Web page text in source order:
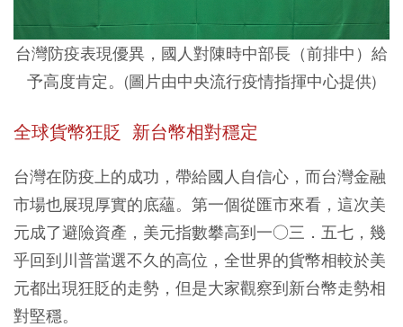
台灣防疫表現優異，國人對陳時中部長（前排中）給
予高度肯定。(圖片由中央流行疫情指揮中心提供)
全球貨幣狂貶 新台幣相對穩定
台灣在防疫上的成功，帶給國人自信心，而台灣金融
市場也展現厚實的底蘊。第一個從匯市來看，這次美
元成了避險資產，美元指數攀高到一○三．五七，幾
乎回到川普當選不久的高位，全世界的貨幣相較於美
元都出現狂貶的走勢，但是大家觀察到新台幣走勢相
對堅穩。